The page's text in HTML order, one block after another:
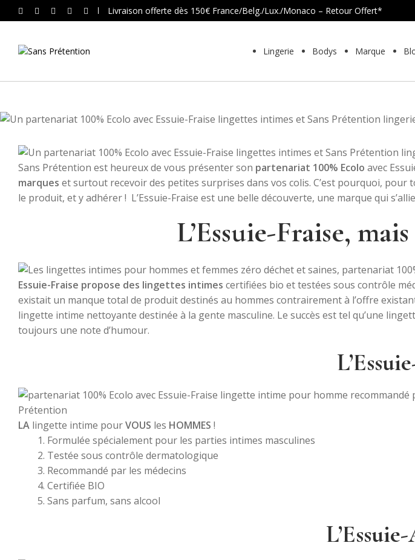
Livraison offerte dès 150€ France/Belg./Lux./Monaco – Retour Offert*
la
Lingerie Bodys Marque
Sans Prétention est heureux de vous présenter son partenariat 100% Ecolo avec
marques et surtout recevoir des petites surprises dans vos colis. C’est pourquoi, pour
le produit, et y adhérer ! L’Essuie-Fraise est une belle découverte, une marque qui
L’Essuie-Fraise,
Essuie-Fraise propose des lingettes intimes certifiées bio et testées sous contrôle
existait un manque total de produit destinés au hommes contrairement à l’offre
lingette intime nettoyante destinée à la gente masculine. Le succès est tel qu’une
toujours une note d’humour.
LA lingette intime pourVOUS les HOMMES !
Formulée spécialement pour les parties intimes masculines
Testée sous contrôle dermatologique
Recommandé par les médecins
Certifiée BIO
Sans parfum, sans alcool